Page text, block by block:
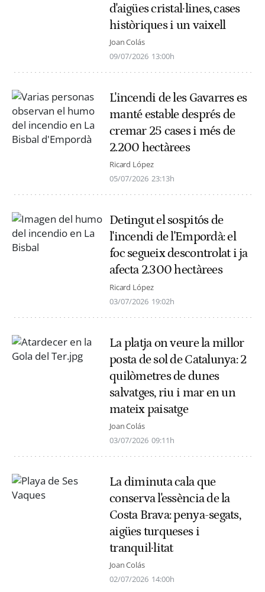
d'aigües cristal·lines, cases
històriques i un vaixell
Joan Colás
09/07/2026 13:00h
L'incendi de les Gavarres es
manté estable després de
cremar 25 cases i més de
2.200 hectàrees
Ricard López
05/07/2026 23:13h
Detingut el sospitós de
l'incendi de l'Empordà: el
foc segueix descontrolat i ja
afecta 2.300 hectàrees
Ricard López
03/07/2026 19:02h
La platja on veure la millor
posta de sol de Catalunya: 2
quilòmetres de dunes
salvatges, riu i mar en un
mateix paisatge
Joan Colás
03/07/2026 09:11h
La diminuta cala que
conserva l'essència de la
Costa Brava: penya-segats,
aigües turqueses i
tranquil·litat
Joan Colás
02/07/2026 14:00h